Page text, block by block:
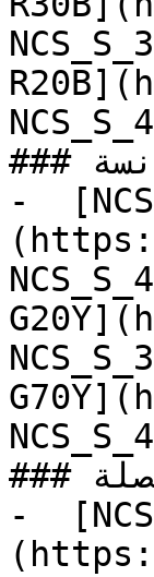
### المتجانسة
-
### المكملة المنفصلة
-